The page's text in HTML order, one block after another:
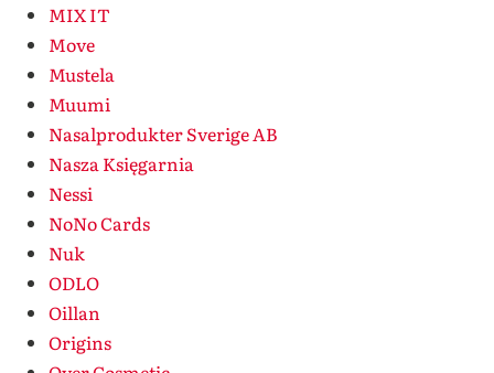
MIX IT
Move
Mustela
Muumi
Nasalprodukter Sverige AB
Nasza Księgarnia
Nessi
NoNo Cards
Nuk
ODLO
Oillan
Origins